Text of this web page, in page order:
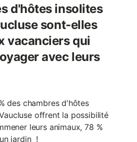
d'hôtes insolites
sont-elles
vacanciers qui
avec leurs
des chambres d'hôtes
offrent la possibilité
leurs animaux, 78 %
jardin !